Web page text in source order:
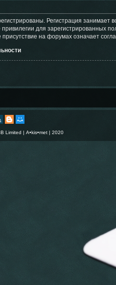
Регистрация занимает
для зарегистрированных
на форумах означает
Limited | A•kis•met | 2020